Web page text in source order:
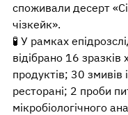
споживали десерт
чізкейк».
🧪 У рамках
відібрано 16 зразків
продуктів; 30 змивів
ресторані; 2 проби
мікробіологічного